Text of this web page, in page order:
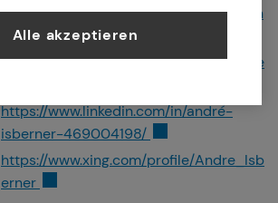
https://www.facebook.com/andre.isbern
er/
https://www.instagram.com/andrew_ice
https://www.linkedin.com/in/andré-
isberner-469004198/
https://www.xing.com/profile/Andre_Isb
erner
Alle akzeptieren